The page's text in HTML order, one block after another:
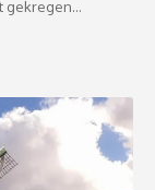
gekregen…